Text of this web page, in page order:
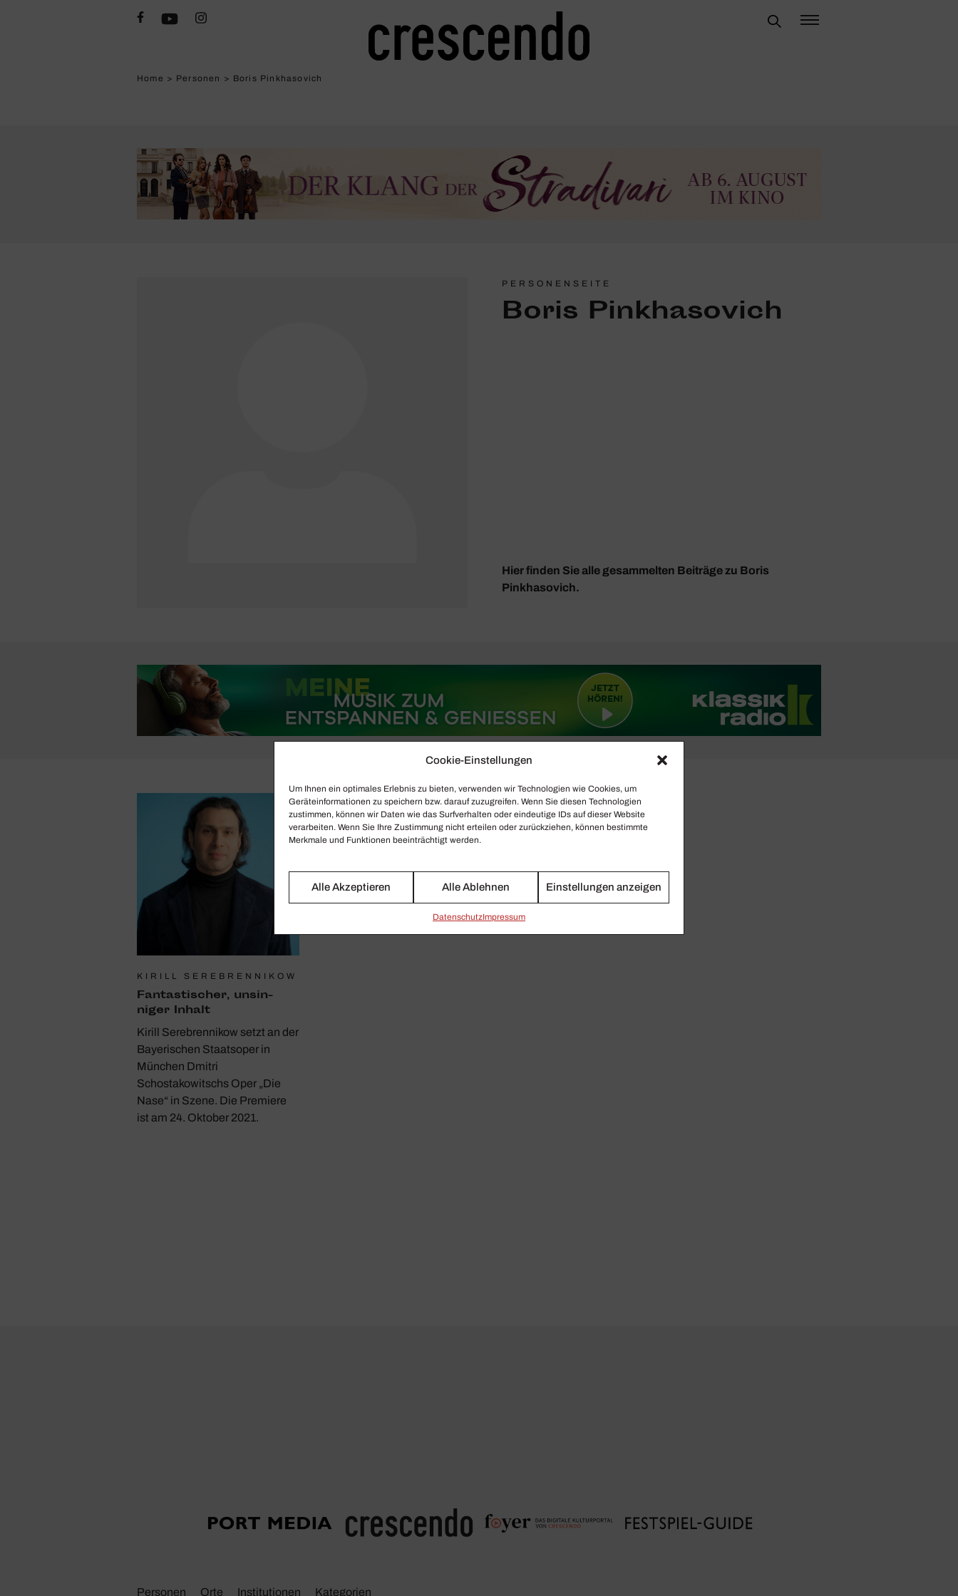
Cookie-Einstellungen
Um Ihnen ein optimales Erlebnis zu bieten, verwenden wir Technologien wie Cookies, um
Geräteinformationen zu speichern bzw. darauf zuzugreifen. Wenn Sie diesen Technologien
zustimmen, können wir Daten wie das Surfverhalten oder eindeutige IDs auf dieser Website
verarbeiten. Wenn Sie Ihre Zustimmung nicht erteilen oder zurückziehen, können bestimmte
Merkmale und Funktionen beeinträchtigt werden.
Alle Akzeptieren Alle Ablehnen Einstellungen anzeigen
Daten­schutzImpressum
Home > Personen > Boris Pinkhasovich
PERSONENSEITE
Boris Pinkhasovich
Hier finden Sie alle gesammelten Beiträge zu Boris
Pinkhasovich.
KIRILL SEREBRENNIKOW
Fantas­ti­scher, unsin­
niger Inhalt
Kirill Serebrennikow setzt an der
Bayerischen Staatsoper in
München Dmitri
Schostakowitschs Oper „Die
Nase“ in Szene. Die Premiere
ist am 24. Oktober 2021.
Personen Orte Insti­tu­tionen Kate­go­rien